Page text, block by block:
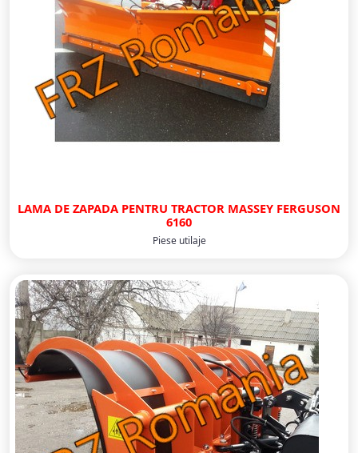
LAMA DE ZAPADA PENTRU TRACTOR MASSEY FERGUSON
6160
Piese utilaje